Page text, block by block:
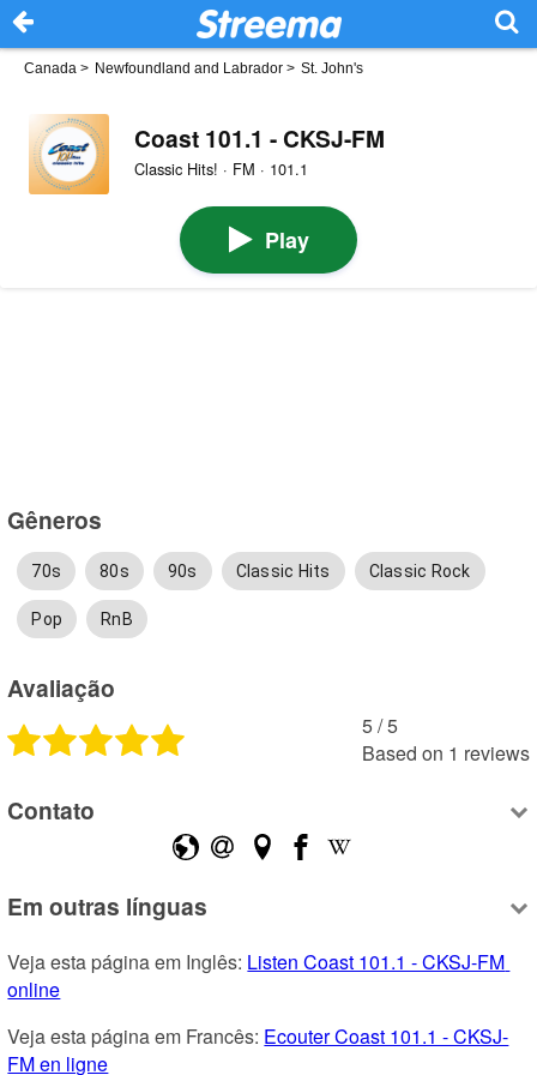
Canada > Newfoundland and Labrador > St. John's
Coast 101.1 - CKSJ-FM
Classic Hits! · FM · 101.1
Play
Gêneros
70s 80s 90s Classic Hits Classic Rock
Pop RnB
Avaliação
5 /5
Based on 1 reviews
Contato
Em outras línguas
Veja esta página em Inglês: Listen Coast 101.1 - CKSJ-FM
online
Veja esta página em Francês: Ecouter Coast 101.1 - CKSJ-
FM en ligne